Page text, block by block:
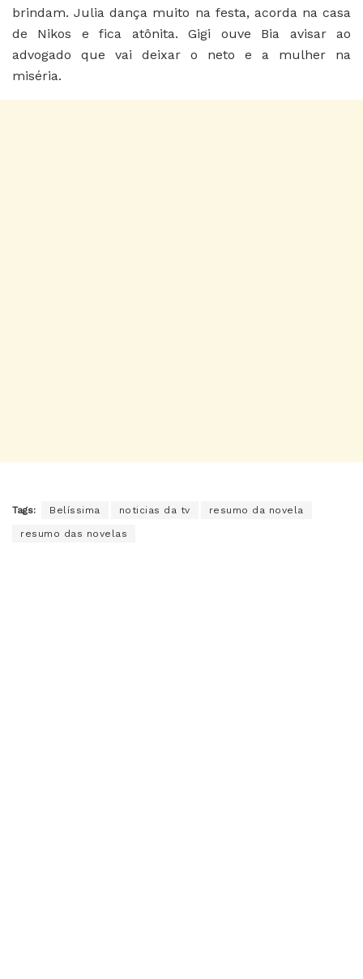
brindam. Julia dança muito na festa, acorda na casa
de Nikos e fica atônita. Gigi ouve Bia avisar ao
advogado que vai deixar o neto e a mulher na
miséria.
Tags: Belíssima noticias da tv resumo da novela
resumo das novelas